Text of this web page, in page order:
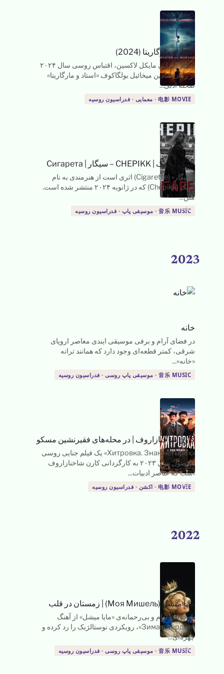
استاد و مارگاریتا (2024)
به کارگردانی مایکل لاکسین، اقتباس روسی سال ۲۰۲۴
از رمان نمادین میخائیل بولگاکوف «استاد و مارگاریتا»
صحنه ادبی...
电影 MOVIE · معمایی · فدراسیون روسیه
→
چپیک |چِپیک | CHEPIKK – سیگار | Сигарета
«سیگار» (Cigarette) اثری است از هنرمندی به نام
چِپیک (Chepikk) که در ژانویه ۲۰۲۴ منتشر شده است.
متن...
音乐 MUSIC · موسیقی پاپ · فدراسیون روسیه
→
2023
خانه
در فضای آرام و برفی موسیقی ایندی معاصر اروپای
شرقی، کمتر قطعه‌ای وجود دارد که همانند ترانه
«خانه»...
音乐 MUSIC · موسیقی پاپ روسی · فدراسیون روسیه
→
کارن شاخنازاروف در محله‌های فقیرنشین مسکو
«Хитровка. Знак четырёх» یک فیلم جنایی روسی
محصول سال ۲۰۲۳ به کارگردانی کارن شاخنازاروف
است که عناصر ادبیات...
电影 MOVIE · اکشن · فدراسیون روسیه
→
2022
مایا میشل (Моя Мишель) زمستان در قلب
بازخوانیِ آرام و بی‌رحمانه‌ی «مایا میشل» از آهنگ
«Зима в сердце»، رویکردی نوستالژیک را رد کرده و
چهره‌ای...
音乐 MUSIC · موسیقی پاپ روسی · فدراسیون روسیه
→